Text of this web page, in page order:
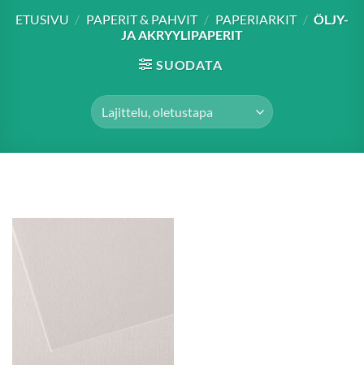
ETUSIVU / PAPERIT & PAHVIT / PAPERIARKIT / ÖLJY-
JA AKRYYLIPAPERIT
SUODATA